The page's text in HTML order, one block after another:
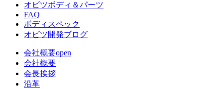
オビツボディ＆パーツ
FAQ
ボディスペック
オビツ開発ブログ
会社概要open
会社概要
会長挨拶
沿革